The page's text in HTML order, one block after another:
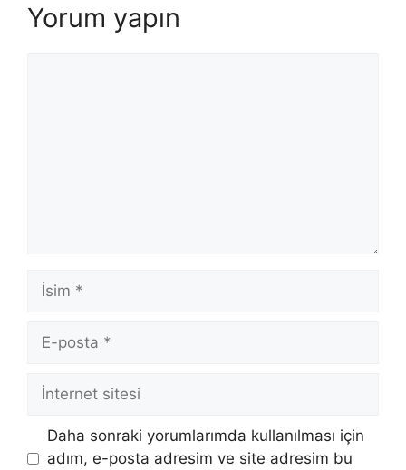
Yorum yapın
İsim
posta
İnternet
sitesi
Daha sonraki yorumlarımda kullanılması için
adım, e-posta adresim ve site adresim bu